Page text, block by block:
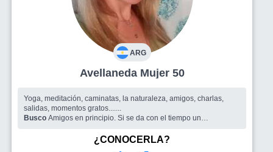
ARG
Avellaneda Mujer 50
Yoga, meditación, caminatas, la naturaleza, amigos, charlas,
salidas, momentos gratos.......
Busco Amigos en principio. Si se da con el tiempo un
¿CONOCERLA?